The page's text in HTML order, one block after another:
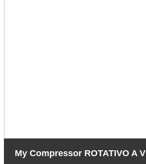
My Compressor ROTATIVO A